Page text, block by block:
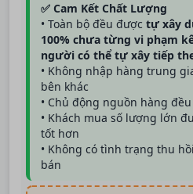
✅ Cam Kết Chất Lượng
• Toàn bộ đều được tự xây
100% chưa từng vi phạm
người có thể tự xây tiếp
• Không nhập hàng trung
bên khác
• Chủ động nguồn hàng
• Khách mua số lượng lớn
tốt hơn
• Không có tình trạng thu
bán